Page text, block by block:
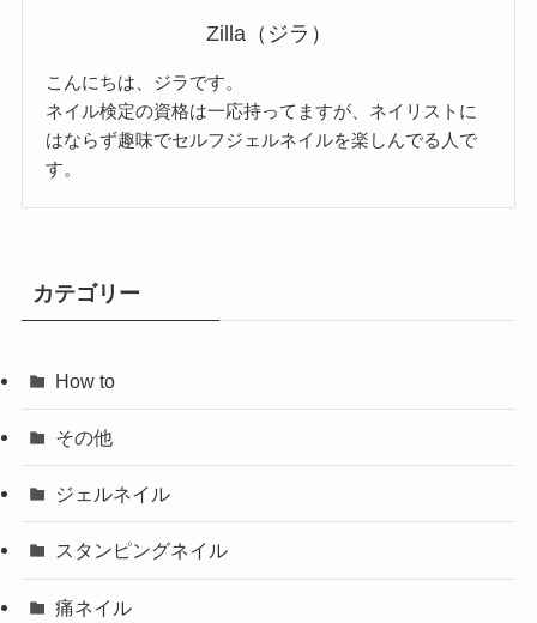
Zilla（ジラ）
こんにちは、ジラです。
ネイル検定の資格は一応持ってますが、ネイリストに
はならず趣味でセルフジェルネイルを楽しんでる人で
す。
カテゴリー
How to
その他
ジェルネイル
スタンピングネイル
痛ネイル